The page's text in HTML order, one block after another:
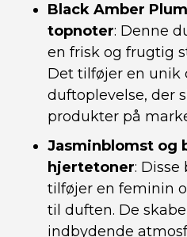
Black Amber
topnoter: Denne
en frisk og frugtig
Det tilføjer en unik
duftoplevelse, der
produkter på
Jasminblomst og
hjertetoner:
tilføjer en feminin
til duften. De
indbydende